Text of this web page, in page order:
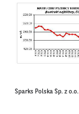
Sparks Polska Sp. z o.o.